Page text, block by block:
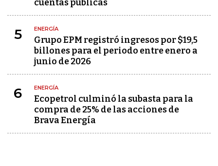
cuentas públicas
5 ENERGÍA
Grupo EPM registró ingresos por $19,5
billones para el periodo entre enero a
junio de 2026
6 ENERGÍA
Ecopetrol culminó la subasta para la
compra de 25% de las acciones de
Brava Energía